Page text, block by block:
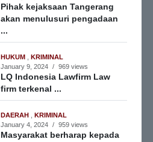
Pihak kejaksaan Tangerang
akan menulusuri pengadaan
...
HUKUM
KRIMINAL
January 9, 2024 / 969 views
LQ Indonesia Lawfirm Law
firm terkenal ...
DAERAH
KRIMINAL
January 4, 2024 / 959 views
Masyarakat berharap kepada